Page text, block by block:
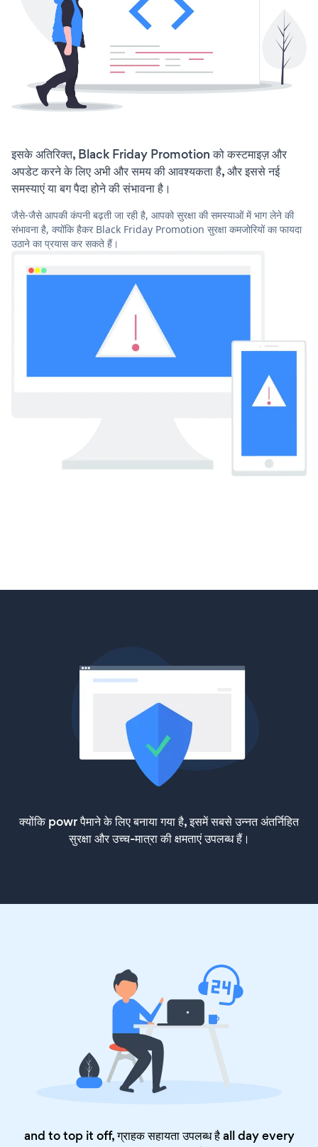
इसके अतिरिक्त, Black Friday Promotion को कस्टमाइज़ और
अपडेट करने के लिए अभी और समय की आवश्यकता है, और इससे नई
समस्याएं या बग पैदा होने की संभावना है।
जैसे-जैसे आपकी कंपनी बढ़ती जा रही है, आपको सुरक्षा की समस्याओं में भाग लेने की
संभावना है, क्योंकि हैकर Black Friday Promotion सुरक्षा कमजोरियों का फायदा
उठाने का प्रयास कर सकते हैं।
क्योंकि powr पैमाने के लिए बनाया गया है, इसमें सबसे उन्नत अंतर्निहित
सुरक्षा और उच्च-मात्रा की क्षमताएं उपलब्ध हैं।
and to top it off, ग्राहक सहायता उपलब्ध है all day every